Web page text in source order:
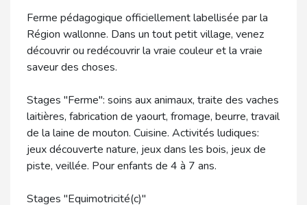
Ferme pédagogique officiellement labellisée par la
Région wallonne. Dans un tout petit village, venez
découvrir ou redécouvrir la vraie couleur et la vraie
saveur des choses.
Stages "Ferme": soins aux animaux, traite des vaches
laitières, fabrication de yaourt, fromage, beurre, travail
de la laine de mouton. Cuisine. Activités ludiques:
jeux découverte nature, jeux dans les bois, jeux de
piste, veillée. Pour enfants de 4 à 7 ans.
Stages "Equimotricité(c)"